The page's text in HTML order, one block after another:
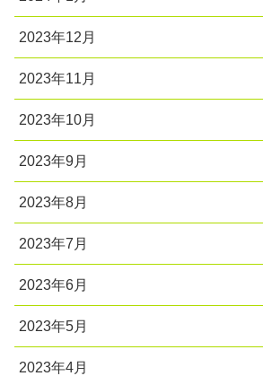
2023年12月
2023年11月
2023年10月
2023年9月
2023年8月
2023年7月
2023年6月
2023年5月
2023年4月